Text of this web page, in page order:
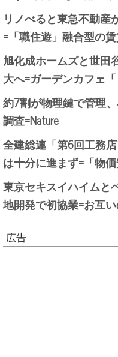
リノべると東急不動産
=「職住遊」融合型の
旭化成ホームズと世田
大へ=ガーデンカフェ
約7割が物理鍵で管理
調査=Nature
全建総連「第6回工務
は十分に進まず=「物
東京セキスイハイムと
地開発で初協業=お互
広告